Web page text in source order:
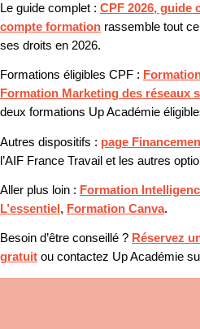
Le guide complet : CPF 2026, guide
compte formation rassemble tout
ses droits en 2026.
Formations éligibles CPF :
Formation Marketing des réseaux
deux formations Up Académie
Autres dispositifs : page
l’AIF France Travail et les autres
Aller plus loin : Formation
L’essentiel , Formation Canva.
Besoin d’être conseillé ? Réservez
gratuit ou contactez Up Académie